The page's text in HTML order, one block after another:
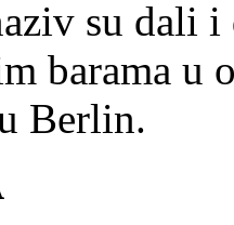
su dali
barama u
Berlin.